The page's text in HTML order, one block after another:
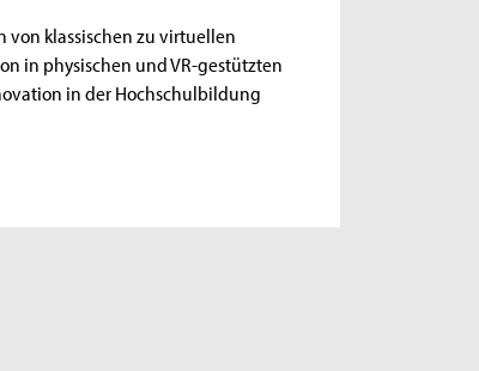
von klassischen zu virtuellen
in physischen und VR-gestützten
in der Hochschulbildung